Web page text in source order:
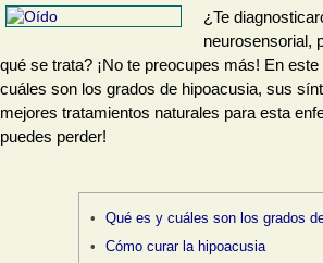
¿Te
neurosensorial,
qué se trata? ¡No te preocupes más! En
cuáles son los grados de hipoacusia, sus
mejores tratamientos naturales para esta
puedes perder!
Qué es y cuáles son los grados
Cómo curar la hipoacusia